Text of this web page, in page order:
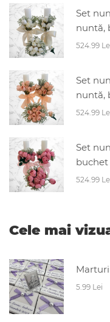
Set
nuntă,
524.99
Set
nuntă,
524.99
Set
buchet
524.99
Cele mai
5.99 Lei